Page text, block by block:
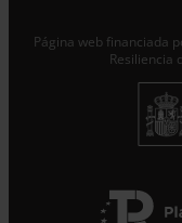
Página web financiada
Resiliencia